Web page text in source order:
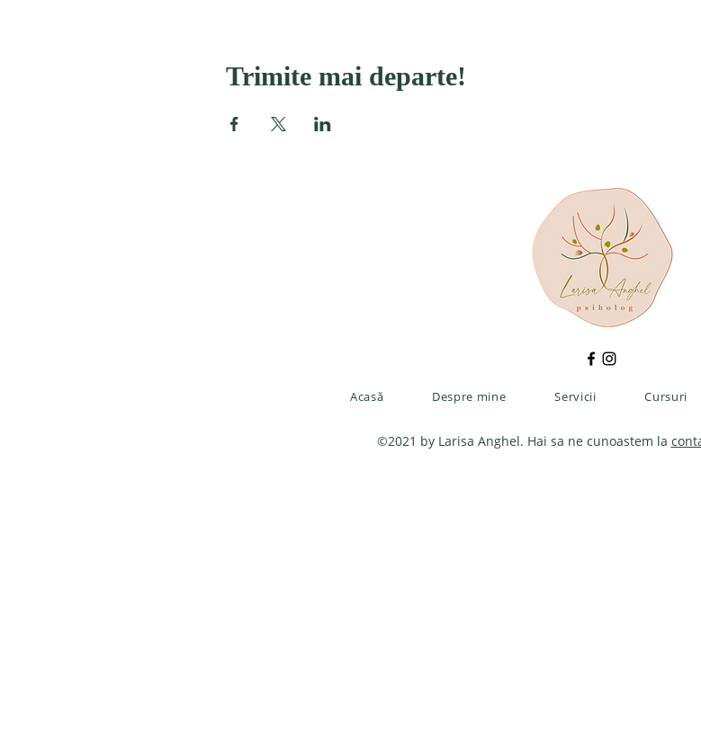
Trimite mai departe!
Acasă Despre mine Servicii Cursuri
©2021 by Larisa Anghel. Hai sa ne cunoastem la